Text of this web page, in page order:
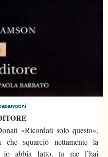
«Ricordati solo questo»,
squarciò nettamente la
io abbia fatto, tu me l’hai